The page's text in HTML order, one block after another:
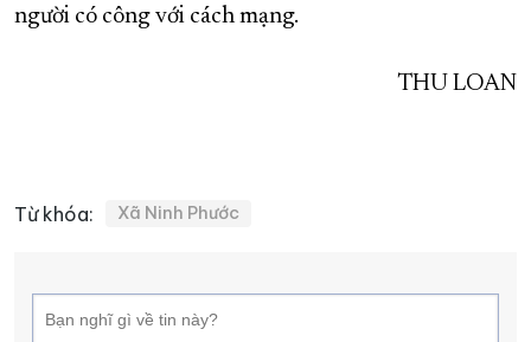
người có công với cách mạng.
THU LOAN
Từ khóa: Xã Ninh Phước